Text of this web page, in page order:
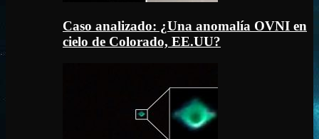
Caso analizado: ¿Una anomalía OVNI en
cielo de Colorado, EE.UU?